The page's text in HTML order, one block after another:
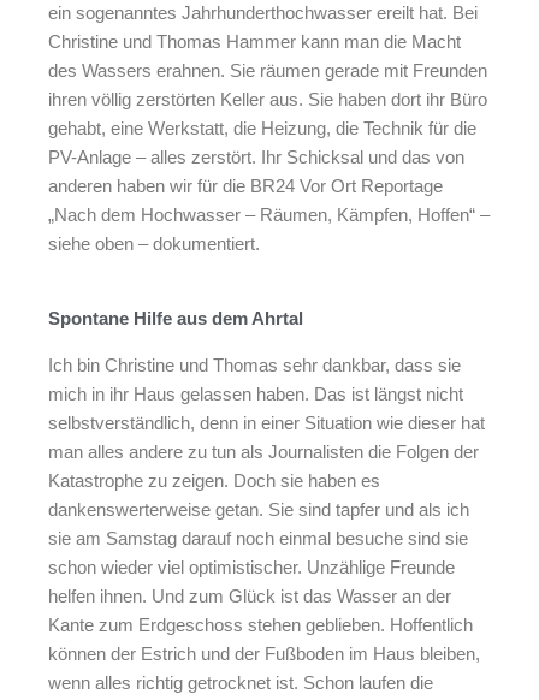
ein sogenanntes Jahrhunderthochwasser ereilt hat. Bei
Christine und Thomas Hammer kann man die Macht
des Wassers erahnen. Sie räumen gerade mit Freunden
ihren völlig zerstörten Keller aus. Sie haben dort ihr Büro
gehabt, eine Werkstatt, die Heizung, die Technik für die
PV-Anlage – alles zerstört. Ihr Schicksal und das von
anderen haben wir für die BR24 Vor Ort Reportage
„Nach dem Hochwasser – Räumen, Kämpfen, Hoffen“ –
siehe oben – dokumentiert.
Spontane Hilfe aus dem Ahrtal
Ich bin Christine und Thomas sehr dankbar, dass sie
mich in ihr Haus gelassen haben. Das ist längst nicht
selbstverständlich, denn in einer Situation wie dieser hat
man alles andere zu tun als Journalisten die Folgen der
Katastrophe zu zeigen. Doch sie haben es
dankenswerterweise getan. Sie sind tapfer und als ich
sie am Samstag darauf noch einmal besuche sind sie
schon wieder viel optimistischer. Unzählige Freunde
helfen ihnen. Und zum Glück ist das Wasser an der
Kante zum Erdgeschoss stehen geblieben. Hoffentlich
können der Estrich und der Fußboden im Haus bleiben,
wenn alles richtig getrocknet ist. Schon laufen die